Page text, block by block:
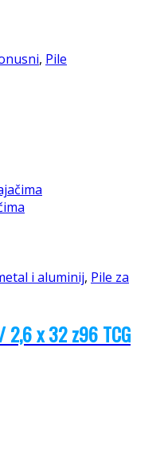
, Pile
i aluminij, Pile za
x 32 z96 TCG